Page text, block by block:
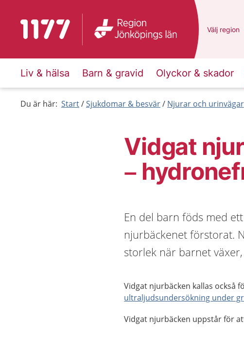
Till startsidan för 1177 Du har valt
Välj en
region
Liv & hälsa Barn & gravid Olyckor & skador
Du är här: Start Sjukdomar & besvär Njurar och urinvägar
Vidgat
–
En del barn föds med
njurbäckenet förstorat.
storlek när barnet
Vidgat njurbäcken kallas också
ultraljudsundersökning under
Vidgat njurbäcken uppstår för